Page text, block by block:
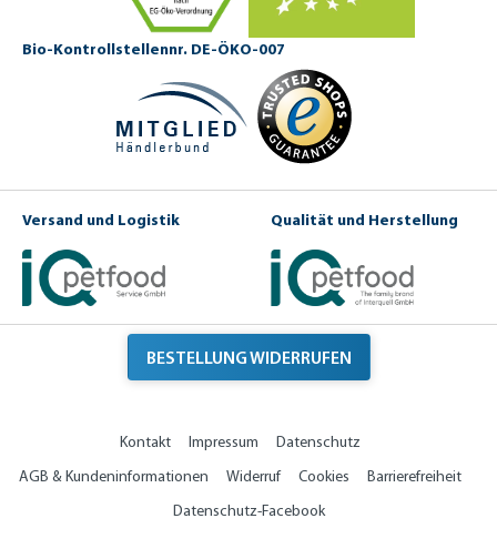
Bio-Kontrollstellennr. DE-ÖKO-007
Versand und Logistik Qualität und Herstellung
BESTELLUNG WIDERRUFEN
Kontakt Impressum
Datenschutz
AGB & Kundeninformationen
Widerruf Cookies
Barrierefreiheit
Datenschutz-Facebook